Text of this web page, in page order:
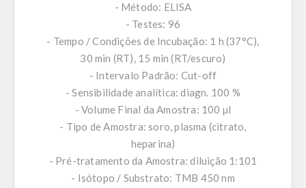
- Método: ELISA
- Testes: 96
- Tempo / Condições de Incubação: 1 h (37°C),
30 min (RT), 15 min (RT/escuro)
- Intervalo Padrão: Cut-off
- Sensibilidade analítica: diagn. 100 %
- Volume Final da Amostra: 100 µl
- Tipo de Amostra: soro, plasma (citrato,
heparina)
- Pré-tratamento da Amostra: diluição 1:101
- Isótopo / Substrato: TMB 450 nm